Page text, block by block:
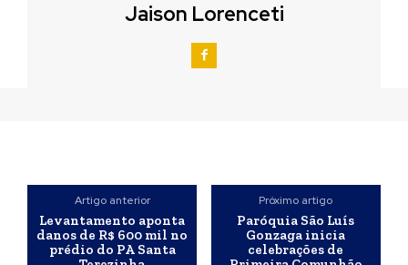
Jaison Lorenceti
Artigo anterior
Levantamento aponta
danos de R$ 600 mil no
prédio do PA Santa
Próximo artigo
Paróquia São Luís
Gonzaga inicia
celebrações de